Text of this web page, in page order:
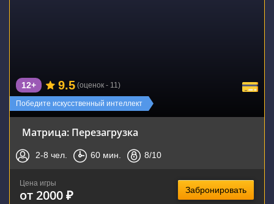
Победите искусственный интеллект
12+ 9.5 (оценок - 11)
Матрица: Перезагрузка
2-8 чел. 60 мин. 8/10
Цена игры
от 2000 ₽ Забронировать